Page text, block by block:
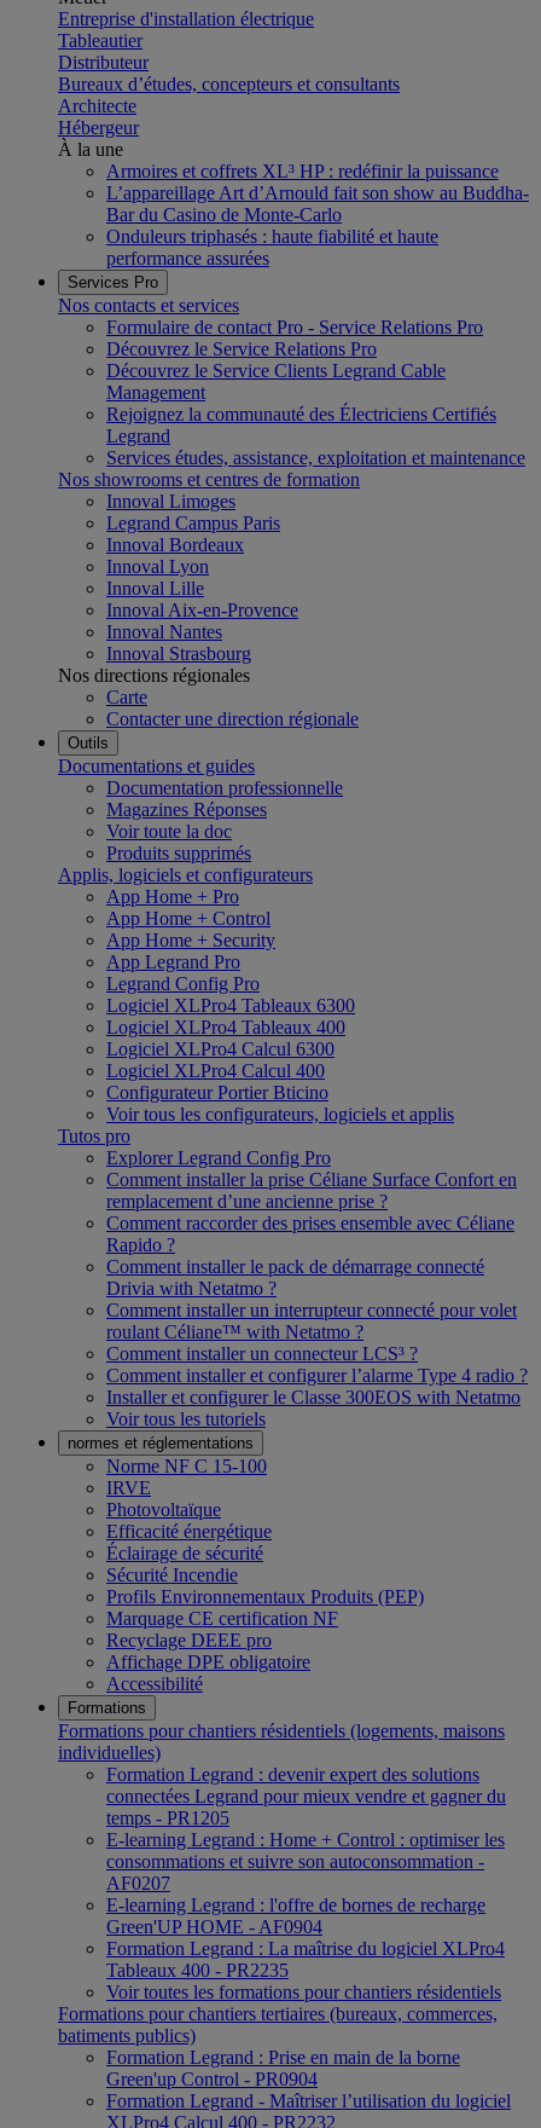
Entreprise d'installation électrique
Tableautier
Distributeur
Bureaux d’études, concepteurs et consultants
Architecte
Hébergeur
À la une
Armoires et coffrets XL³ HP : redéfinir la puissance
L’appareillage Art d’Arnould fait son show au Buddha-
Bar du Casino de Monte-Carlo
Onduleurs triphasés : haute fiabilité et haute
performance assurées
Services Pro
Nos contacts et services
Formulaire de contact Pro - Service Relations Pro
Découvrez le Service Relations Pro
Découvrez le Service Clients Legrand Cable
Management
Rejoignez la communauté des Électriciens Certifiés
Legrand
Services études, assistance, exploitation et maintenance
Nos showrooms et centres de formation
Innoval Limoges
Legrand Campus Paris
Innoval Bordeaux
Innoval Lyon
Innoval Lille
Innoval Aix-en-Provence
Innoval Nantes
Innoval Strasbourg
Nos directions régionales
Carte
Contacter une direction régionale
Outils
Documentations et guides
Documentation professionnelle
Magazines Réponses
Voir toute la doc
Produits supprimés
Applis, logiciels et configurateurs
App Home + Pro
App Home + Control
App Home + Security
App Legrand Pro
Legrand Config Pro
Logiciel XLPro4 Tableaux 6300
Logiciel XLPro4 Tableaux 400
Logiciel XLPro4 Calcul 6300
Logiciel XLPro4 Calcul 400
Configurateur Portier Bticino
Voir tous les configurateurs, logiciels et applis
Tutos pro
Explorer Legrand Config Pro
Comment installer la prise Céliane Surface Confort en
remplacement d’une ancienne prise ?
Comment raccorder des prises ensemble avec Céliane
Rapido ?
Comment installer le pack de démarrage connecté
Drivia with Netatmo ?
Comment installer un interrupteur connecté pour volet
roulant Céliane™ with Netatmo ?
Comment installer un connecteur LCS³ ?
Comment installer et configurer l’alarme Type 4 radio ?
Installer et configurer le Classe 300EOS with Netatmo
Voir tous les tutoriels
normes et réglementations
Norme NF C 15-100
IRVE
Photovoltaïque
Efficacité énergétique
Éclairage de sécurité
Sécurité Incendie
Profils Environnementaux Produits (PEP)
Marquage CE certification NF
Recyclage DEEE pro
Affichage DPE obligatoire
Accessibilité
Formations
Formations pour chantiers résidentiels (logements, maisons
individuelles)
Formation Legrand : devenir expert des solutions
connectées Legrand pour mieux vendre et gagner du
temps - PR1205
E-learning Legrand : Home + Control : optimiser les
consommations et suivre son autoconsommation -
AF0207
E-learning Legrand : l'offre de bornes de recharge
Green'UP HOME - AF0904
Formation Legrand : La maîtrise du logiciel XLPro4
Tableaux 400 - PR2235
Voir toutes les formations pour chantiers résidentiels
Formations pour chantiers tertiaires (bureaux, commerces,
batiments publics)
Formation Legrand : Prise en main de la borne
Green'up Control - PR0904
Formation Legrand - Maîtriser l’utilisation du logiciel
XLPro4 Calcul 400 - PR2232